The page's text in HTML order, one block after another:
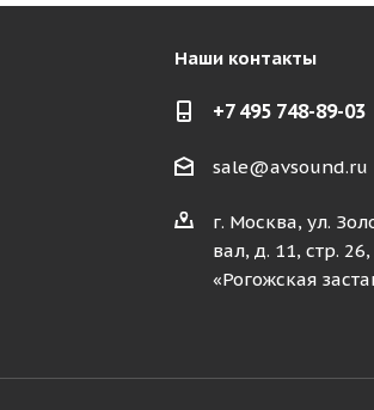
Наши контакты
+7 495 748-89-03
sale@avsound.ru
г. Москва, ул.
вал, д. 11, стр.
«Рогожская